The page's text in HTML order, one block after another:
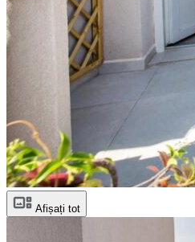
Afișați tot